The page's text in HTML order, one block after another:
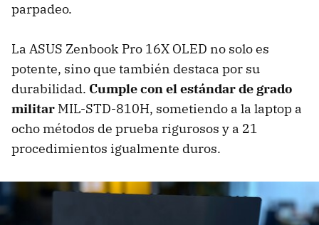
parpadeo.
La ASUS Zenbook Pro 16X OLED no solo es
potente, sino que también destaca por su
durabilidad. Cumple con el estándar de grado
militar MIL-STD-810H, sometiendo a la laptop a
ocho métodos de prueba rigurosos y a 21
procedimientos igualmente duros.